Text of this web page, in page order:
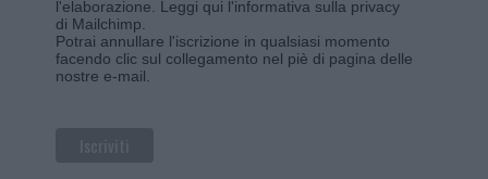
l'elaborazione. Leggi qui l'informativa sulla privacy
di Mailchimp
Potrai annullare l'iscrizione in qualsiasi momento
facendo clic sul collegamento nel piè di pagina delle
nostre e-mail.